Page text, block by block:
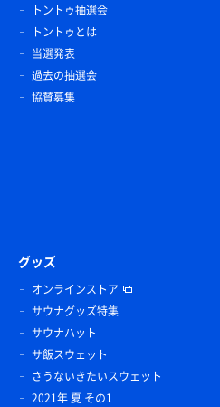
トントゥ抽選会
トントゥとは
当選発表
過去の抽選会
協賛募集
グッズ
オンラインストア
サウナグッズ特集
サウナハット
サ飯スウェット
さうないきたいスウェット
2021年 夏 その1